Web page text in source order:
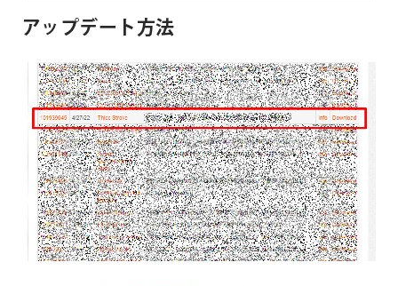
アップデート方法